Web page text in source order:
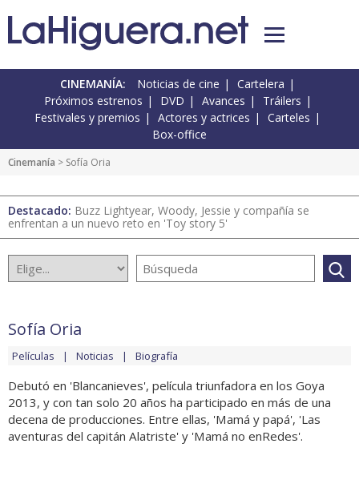
CINEMANÍA: Noticias de cine
Cartelera
Próximos estrenos
DVD Avances
Tráilers
Festivales y premios
Actores y actrices
Carteles
Box-office
Cinemanía > Sofía Oria
Destacado: Buzz Lightyear, Woody, Jessie y compañía se
enfrentan a un nuevo reto en 'Toy story 5'
Sofía Oria
Películas Noticias Biografía
Debutó en 'Blancanieves', película triunfadora en los Goya
2013, y con tan solo 20 años ha participado en más de una
decena de producciones. Entre ellas, 'Mamá y papá', 'Las
aventuras del capitán Alatriste' y 'Mamá no enRedes'.